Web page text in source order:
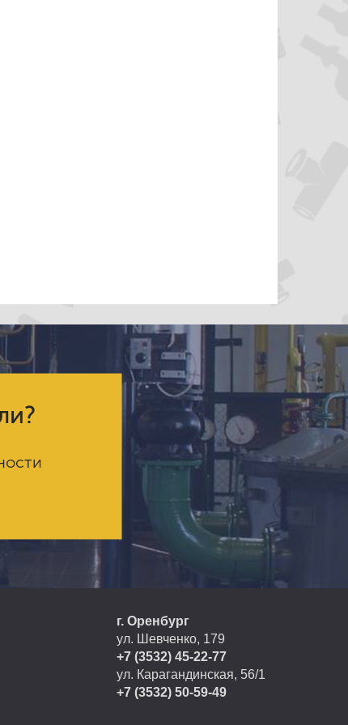
г. Оренбург
ул. Шевченко, 179
+7 (3532) 45-22-77
ул. Карагандинская, 56/1
+7 (3532) 50-59-49